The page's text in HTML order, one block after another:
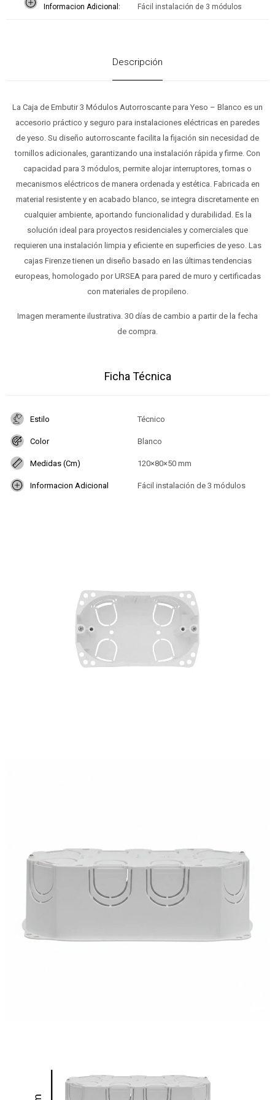
Informacion Adicional Fácil instalación de 3 módulos
Descripción
La Caja de Embutir 3 Módulos Autorroscante para Yeso – Blanco es un
accesorio práctico y seguro para instalaciones eléctricas en paredes
de yeso. Su diseño autorroscante facilita la fijación sin necesidad de
tornillos adicionales, garantizando una instalación rápida y firme. Con
capacidad para 3 módulos, permite alojar interruptores, tomas o
mecanismos eléctricos de manera ordenada y estética. Fabricada en
material resistente y en acabado blanco, se integra discretamente en
cualquier ambiente, aportando funcionalidad y durabilidad. Es la
solución ideal para proyectos residenciales y comerciales que
requieren una instalación limpia y eficiente en superficies de yeso. Las
cajas Firenze tienen un diseño basado en las últimas tendencias
europeas, homologado por URSEA para pared de muro y certificadas
con materiales de propileno.
Imagen meramente ilustrativa. 30 días de cambio a partir de la fecha
de compra.
Ficha Técnica
Estilo Técnico
Color Blanco
Medidas (Cm) 120×80×50 mm
Informacion Adicional Fácil instalación de 3 módulos